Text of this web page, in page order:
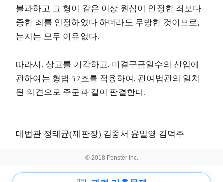
불과하고 그 형이 같은 이상 원심이 인정한 죄보다
중한 죄를 인정하였다 하더라도 무방한 것이므로,
논지는 모두 이유없다.
따라서, 상고를 기각하고, 미결구금일수의 산입에
관하여는 형법 57조를 적용하여, 관여법관의 일치
된 의견으로 주문과 같이 판결한다.
대법관 정태균(재판장) 김중서 윤일영 김덕주
© 2018 Ponster Inc.